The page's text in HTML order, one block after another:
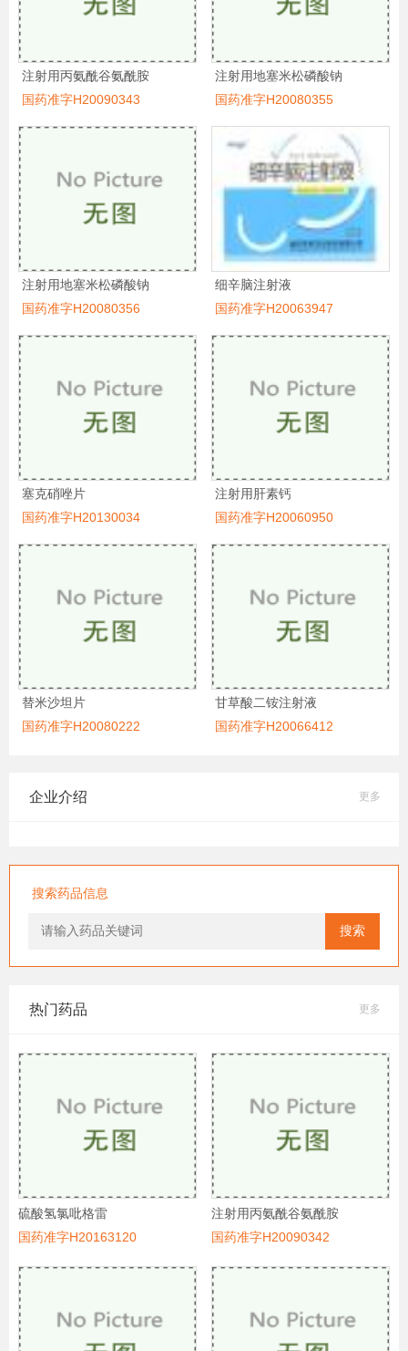
注射用丙氨酰谷氨酰胺
国药准字H20090343
注射用地塞米松磷酸钠
国药准字H20080355
注射用地塞米松磷酸钠
国药准字H20080356
细辛脑注射液
国药准字H20063947
塞克硝唑片
国药准字H20130034
注射用肝素钙
国药准字H20060950
替米沙坦片
国药准字H20080222
甘草酸二铵注射液
国药准字H20066412
企业介绍 更多
搜索药品信息
搜索
热门药品 更多
硫酸氢氯吡格雷
国药准字H20163120
注射用丙氨酰谷氨酰胺
国药准字H20090342